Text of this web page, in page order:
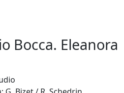
Bocca. Eleanora